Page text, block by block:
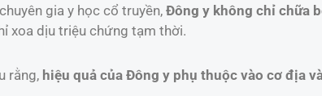
gia y học cổ truyền, Đông y không chỉ chữa
xoa dịu triệu chứng tạm thời.
rằng, hiệu quả của Đông y phụ thuộc vào cơ địa